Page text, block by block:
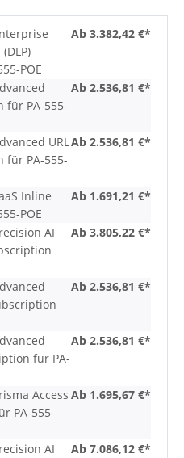
POE
Ab 3.382,42 €*
für PA-555-
Ab 2.536,81 €*
URL
für PA-555-
Ab 2.536,81 €*
Inline
POE
Ab 1.691,21 €*
AI
Ab 3.805,22 €*
Ab 2.536,81 €*
für PA-
Ab 2.536,81 €*
Access
PA-555-
Ab 1.695,67 €*
AI
Ab 7.086,12 €*